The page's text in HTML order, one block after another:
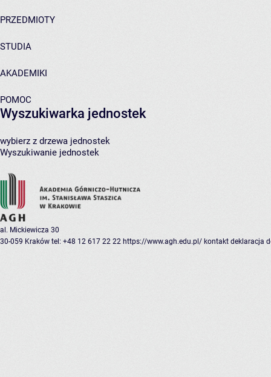
PRZEDMIOTY
STUDIA
AKADEMIKI
POMOC
Wyszukiwarka jednostek
wybierz z drzewa jednostek
Wyszukiwanie jednostek
al. Mickiewicza 30
30-059 Kraków tel: +48 12 617 22 22 https://www.agh.edu.pl/ kontakt deklaracja